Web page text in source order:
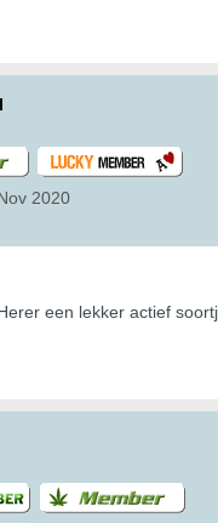
2020
een lekker actief